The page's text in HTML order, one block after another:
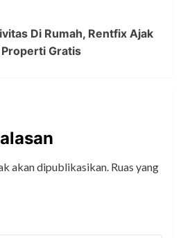
Di Rumah, Rentfix Ajak
Gratis
akan dipublikasikan. Ruas yang